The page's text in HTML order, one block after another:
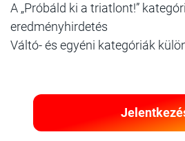
A „Próbáld ki a triatlont!”
eredményhirdetés
Váltó- és egyéni kategóriák